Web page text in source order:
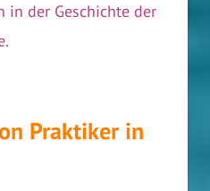
der Geschichte der
Praktiker in